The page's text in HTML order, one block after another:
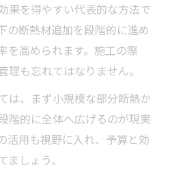
果を得やすい代表的な方法で
の断熱材追加を段階的に進め
を高められます。施工の際
理も忘れてはなりません。
は、まず小規模な部分断熱か
階的に全体へ広げるのが現実
活用も視野に入れ、予算と効
しょう。